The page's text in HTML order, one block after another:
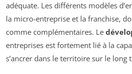
adéquate. Les différents modèles
la micro-entreprise et la franchise,
comme complémentaires. Le
entreprises est fortement lié à la
s’ancrer dans le territoire sur le long